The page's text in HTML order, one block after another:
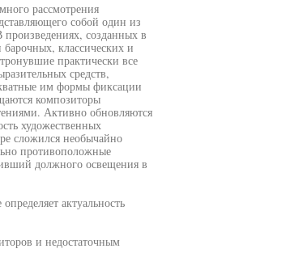
рассмотрения
собой один из
созданных в
классических и
практически все
средств,
им формы фиксации
композиторы
Активно обновляются
художественных
сложился необычайно
противоположные
должного освещения в
актуальность
и недостаточным